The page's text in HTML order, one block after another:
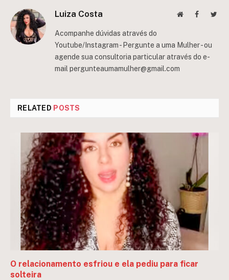
Luiza Costa WebsiteFacebook
Acompanhe dúvidas através do
Youtube/Instagram - Pergunte a uma Mulher - ou
agende sua consultoria particular através do e-
mailpergunteaumamulher@gmail.com
RELATED POSTS
O relacionamento esfriou e ela pediu para ficar
solteira